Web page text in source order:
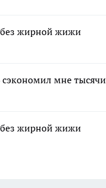
жирной жижи
сэкономил мне тысячи
жирной жижи